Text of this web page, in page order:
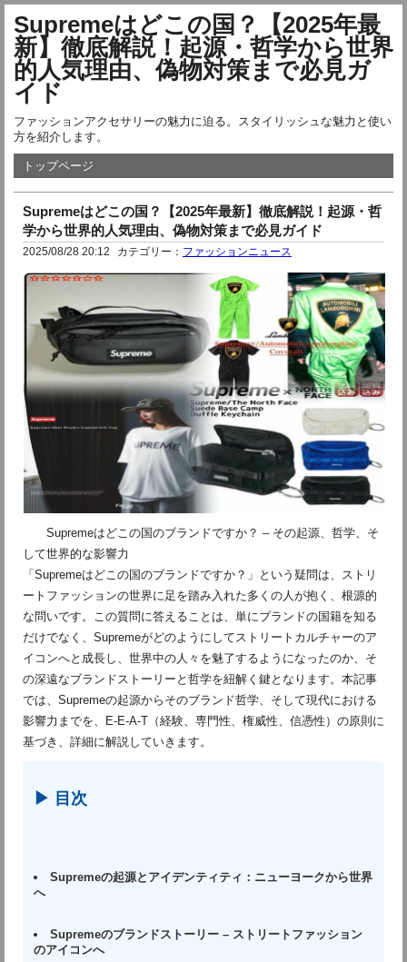
Supremeはどこの国？【2025年最
新】徹底解説！起源・哲学から世界
的人気理由、偽物対策まで必見ガ
イド
ファッションアクセサリーの魅力に迫る。スタイリッシュな魅力と使い
方を紹介します。
トップページ
Supremeはどこの国？【2025年最新】徹底解説！起源・哲
学から世界的人気理由、偽物対策まで必見ガイド
2025/08/28 20:12 カテゴリー： ファッションニュース
Supremeはどこの国のブランドですか？ – その起源、哲学、そ
して世界的な影響力
「Supremeはどこの国のブランドですか？」という疑問は、ストリ
ートファッションの世界に足を踏み入れた多くの人が抱く、根源的
な問いです。この質問に答えることは、単にブランドの国籍を知る
だけでなく、Supremeがどのようにしてストリートカルチャーのア
イコンへと成長し、世界中の人々を魅了するようになったのか、そ
の深遠なブランドストーリーと哲学を紐解く鍵となります。本記事
では、Supremeの起源からそのブランド哲学、そして現代における
影響力までを、E-E-A-T（経験、専門性、権威性、信憑性）の原則に
基づき、詳細に解説していきます。
▶ 目次
Supremeの起源とアイデンティティ：ニューヨークから世界
へ
Supremeのブランドストーリー – ストリートファッション
のアイコンへ